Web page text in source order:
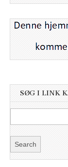
SØG I LINK